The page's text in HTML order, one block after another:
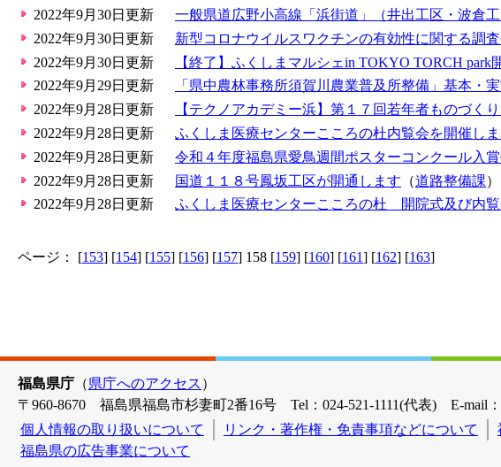
2022年9月30日更新
一般県道広野小高線「浜街道」（井出工区・波倉
2022年9月30日更新
新型コロナウイルスワクチンの有効性に関する調
2022年9月30日更新
【終了】ふくしまマルシェin TOKYO TORCH park
2022年9月29日更新
「県中農林事務所須賀川農業普及所整備」基本・
2022年9月28日更新
【テクノアカデミー浜】第１７回若年者ものづく
2022年9月28日更新
ふくしま医療センターこころの杜内覧会を開催し
2022年9月28日更新
令和４年度福島県愛鳥週間ポスターコンクール入
2022年9月28日更新
国道１１８号鳳坂工区が開通します （道路整備課）
2022年9月28日更新
ふくしま医療センターこころの杜 開院式及び内覧
ページ： [153] [154] [155] [156] [157] 158 [159] [160] [161] [162] [163]
福島県庁 （県庁へのアクセス ）
〒960-8670 福島県福島市杉妻町2番16号 Tel：024-521-1111(代表) E-mail：
個人情報の取り扱いについて
リンク・著作権・免責事項などについて
福島県の広告事業について